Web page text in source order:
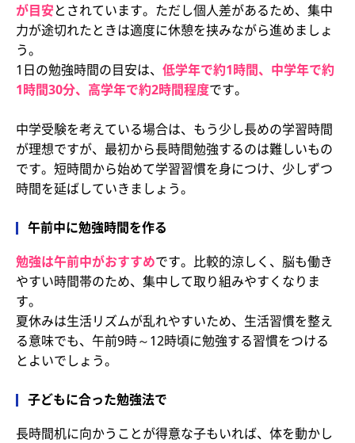
が目安とされています。ただし個人差があるため、集中
力が途切れたときは適度に休憩を挟みながら進めましょ
う。
1日の勉強時間の目安は、 低学年で約1時間、中学年で約
1時間30分、高学年で約2時間程度です。
中学受験を考えている場合は、もう少し長めの学習時間
が理想ですが、最初から長時間勉強するのは難しいもの
です。短時間から始めて学習習慣を身につけ、少しずつ
時間を延ばしていきましょう。
午前中に勉強時間を作る
勉強は午前中がおすすめです。比較的涼しく、脳も働き
やすい時間帯のため、集中して取り組みやすくなりま
す。
夏休みは生活リズムが乱れやすいため、生活習慣を整え
る意味でも、午前9時～12時頃に勉強する習慣をつける
とよいでしょう。
子どもに合った勉強法で
長時間机に向かうことが得意な子もいれば、体を動かし